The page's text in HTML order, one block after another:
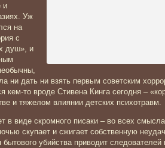
и
Уж
на
с
душ», и
ни дать ни взять первым советским
кем-то вроде Стивена Кинга сегодня –
и тяжелом влиянии детских психотравм.
в виде скромного писаки – во всех
скупает и сжигает собственную
убийства приводит следователей